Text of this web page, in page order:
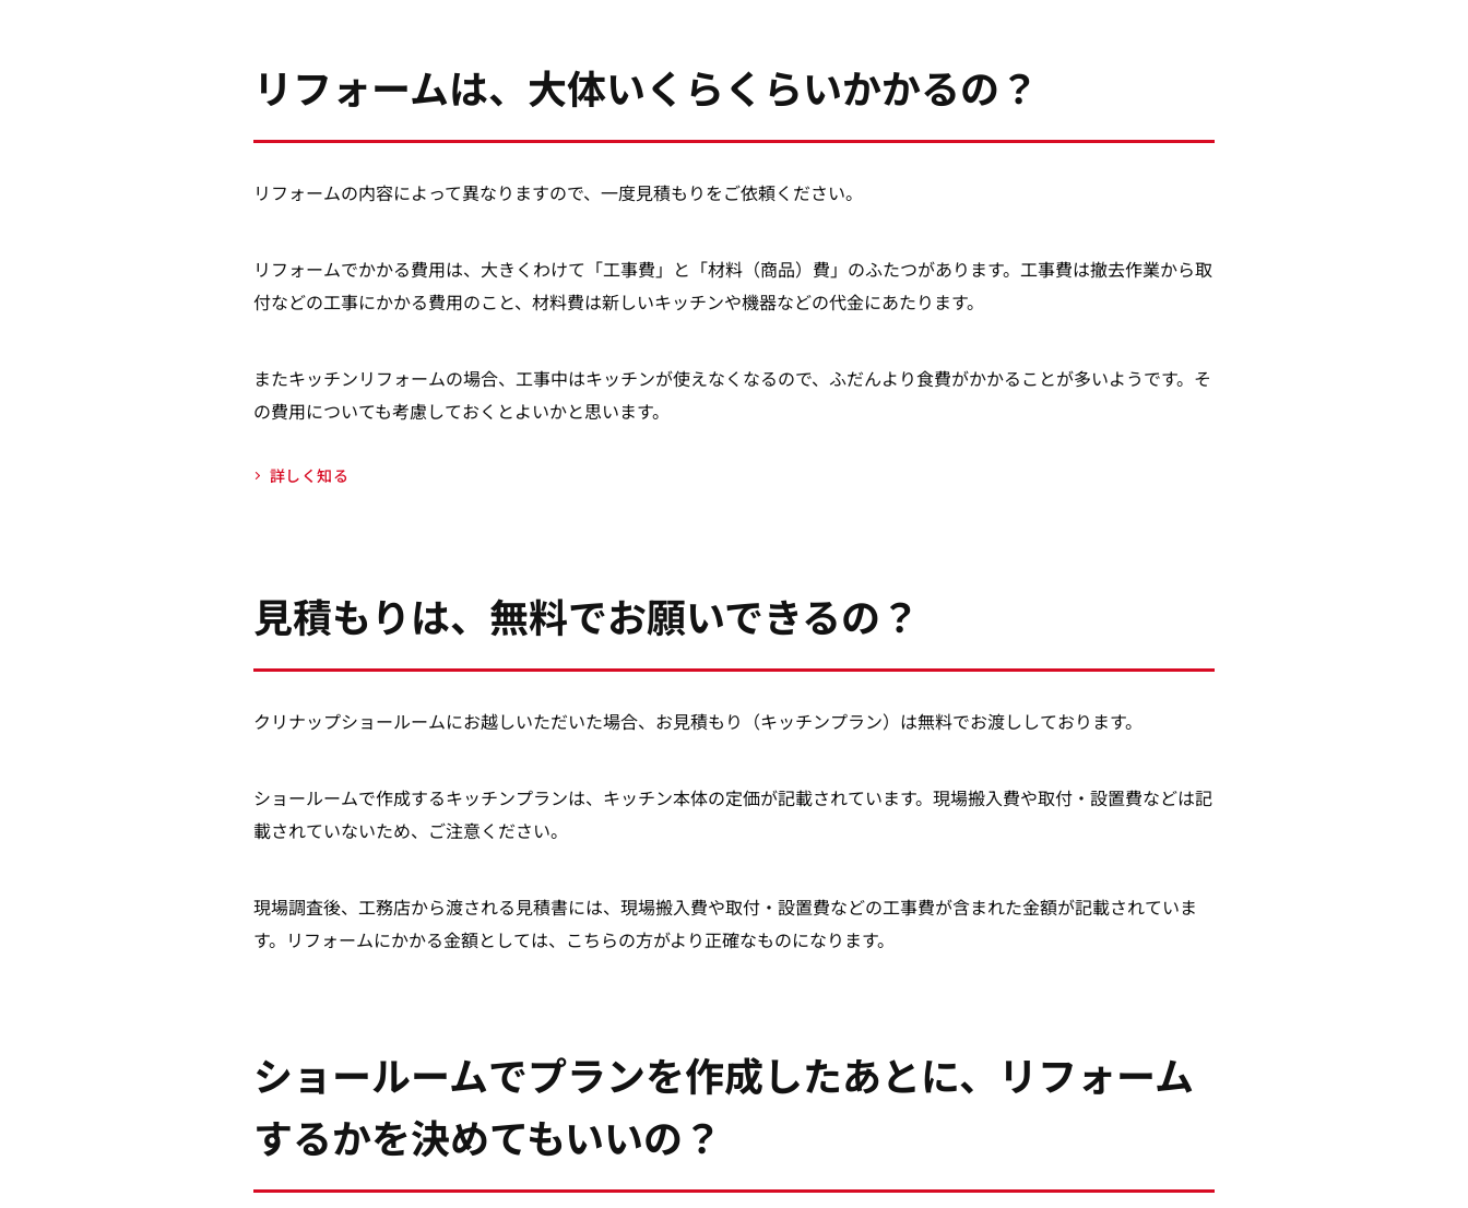
リフォームは、大体いくらくらいかかるの？
リフォームの内容によって異なりますので、一度見積もりをご依頼ください。
リフォームでかかる費用は、大きくわけて「工事費」と「材料（商品）費」のふたつがあります。工事費は撤去作業から取
付などの工事にかかる費用のこと、材料費は新しいキッチンや機器などの代金にあたります。
またキッチンリフォームの場合、工事中はキッチンが使えなくなるので、ふだんより食費がかかることが多いようです。そ
の費用についても考慮しておくとよいかと思います。
詳しく知る
見積もりは、無料でお願いできるの？
クリナップショールームにお越しいただいた場合、お見積もり（キッチンプラン）は無料でお渡ししております。
ショールームで作成するキッチンプランは、キッチン本体の定価が記載されています。現場搬入費や取付・設置費などは記
載されていないため、ご注意ください。
現場調査後、工務店から渡される見積書には、現場搬入費や取付・設置費などの工事費が含まれた金額が記載されていま
す。リフォームにかかる金額としては、こちらの方がより正確なものになります。
ショールームでプランを作成したあとに、リフォーム
するかを決めてもいいの？